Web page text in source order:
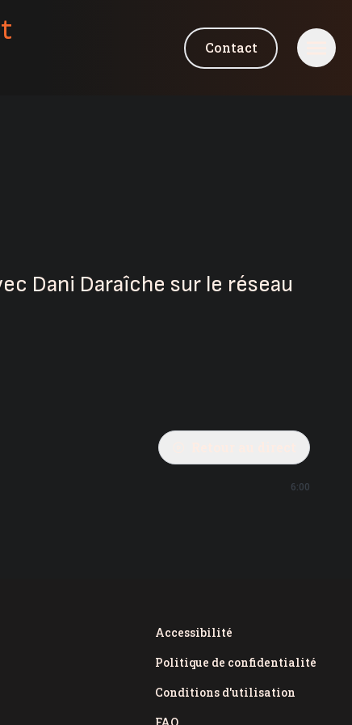
Contact
Dani Daraîche sur le réseau
6:00
Accessibilité
Politique de confidentialité
Conditions d'utilisation